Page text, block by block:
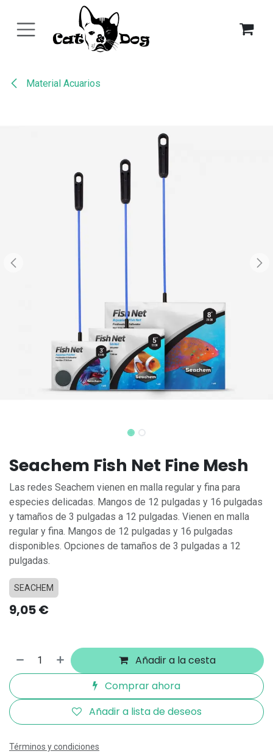
Material Acuarios
Seachem Fish Net Fine Mesh
Las redes Seachem vienen en malla regular y fina para
especies delicadas. Mangos de 12 pulgadas y 16 pulgadas
y tamaños de 3 pulgadas a 12 pulgadas. Vienen en malla
regular y fina. Mangos de 12 pulgadas y 16 pulgadas
disponibles. Opciones de tamaños de 3 pulgadas a 12
pulgadas.
SEACHEM
9,05€
Añadir a la cesta
Comprar ahora
Añadir a lista de deseos
Términos y condiciones